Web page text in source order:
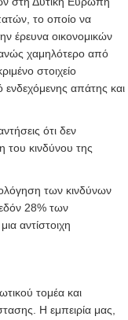
το οποίο να
έρευνα οικονομικών
χαμηλότερο από
στοιχείο
ενδεχόμενης απάτης και
ότι δεν
του κινδύνου της
των κινδύνων
28% των
αντίστοιχη
τομέα και
Η εμπειρία μας,